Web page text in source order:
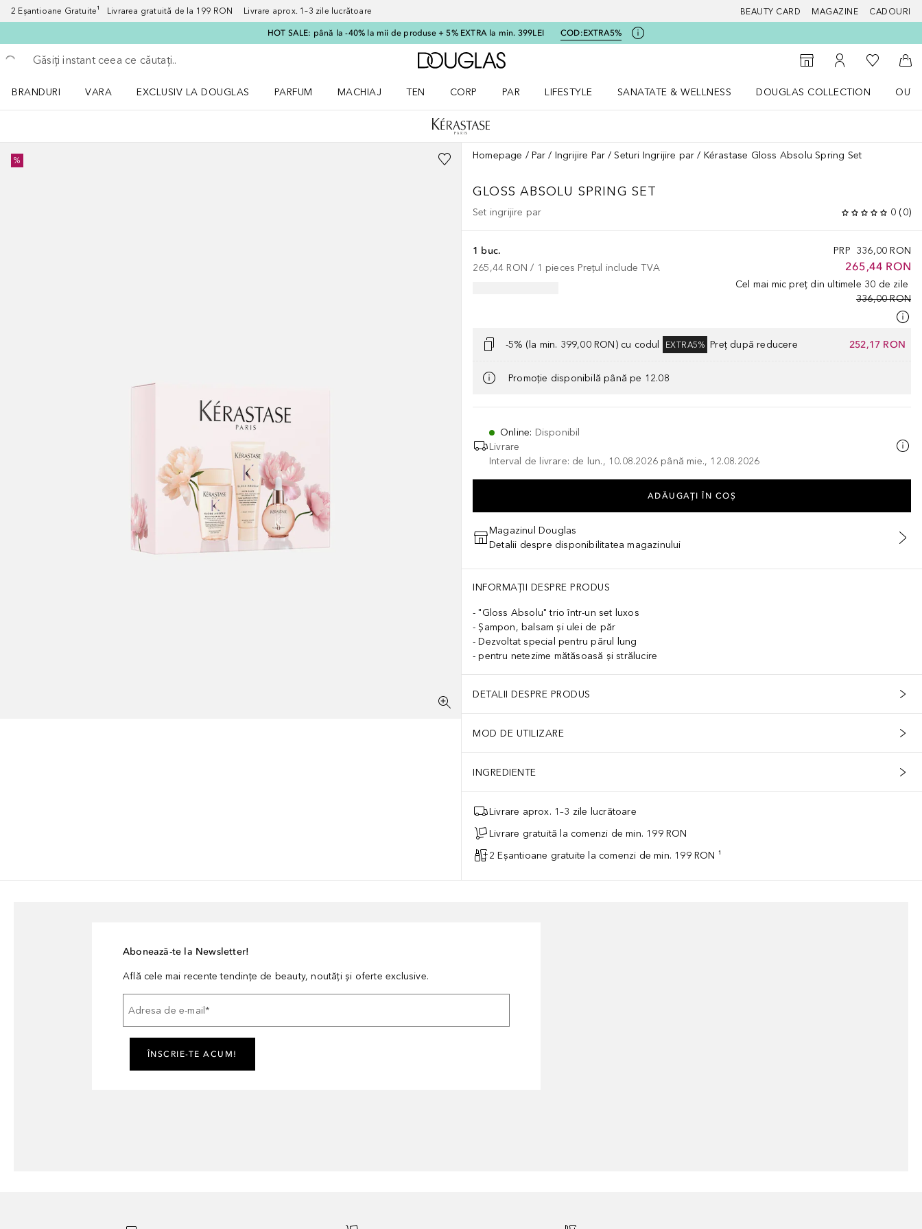
2 Eșantioane Gratuite¹ Livrarea gratuită de la 199 RON Livrare aprox. 1–3 zile lucrătoare BEAUTY CARD MAGAZINE CADOURI
HOT SALE: până la -40% la mii de produse + 5% EXTRA la min. 399LEI COD:EXTRA5%
Înapoi
Executați căutarea
Către pagina principală Douglas
Către Găsire magazin
Către Contul meu
Către
BRANDURI
VARA
EXCLUSIV LA DOUGLAS
PARFUM
MACHIAJ
TEN
CORP
PAR
LIFESTYLE
SANATATE & WELLNESS
DOUGLAS COLLECTION
% Homepage Par Ingrijire Par Seturi Ingrijire par Kérastase Gloss Absolu Spring Set
GLOSS ABSOLU SPRING SET
Set ingrijire par 0 (0)
PRP 336,00 RON
265,44 RON
Cel mai mic preț din ultimele 30 de zile
336,00 RON
1 buc.
265,44 RON / 1 pieces Prețul include TVA
-5% (la min. 399,00 RON) cu codul EXTRA5% Preț după reducere 252,17 RON
Promoție disponibilă până pe 12.08
Online: Disponibil
Livrare
Interval de livrare: de lun., 10.08.2026 până mie., 12.08.2026
ADĂUGAȚI ÎN COŞ
Magazinul Douglas
Detalii despre disponibilitatea magazinului
INFORMAȚII DESPRE PRODUS
"Gloss Absolu" trio într-un set luxos
Șampon, balsam și ulei de păr
Dezvoltat special pentru părul lung
pentru netezime mătăsoasă și strălucire
DETALII DESPRE PRODUS
MOD DE UTILIZARE
INGREDIENTE
Livrare aprox. 1–3 zile lucrătoare
Livrare gratuită la comenzi de min. 199 RON
2 Eșantioane gratuite la comenzi de min. 199 RON ¹
Abonează-te la Newsletter!
Află cele mai recente tendințe de beauty, noutăți și oferte exclusive.
Adresa de e-mail *
ÎNSCRIE-TE ACUM!